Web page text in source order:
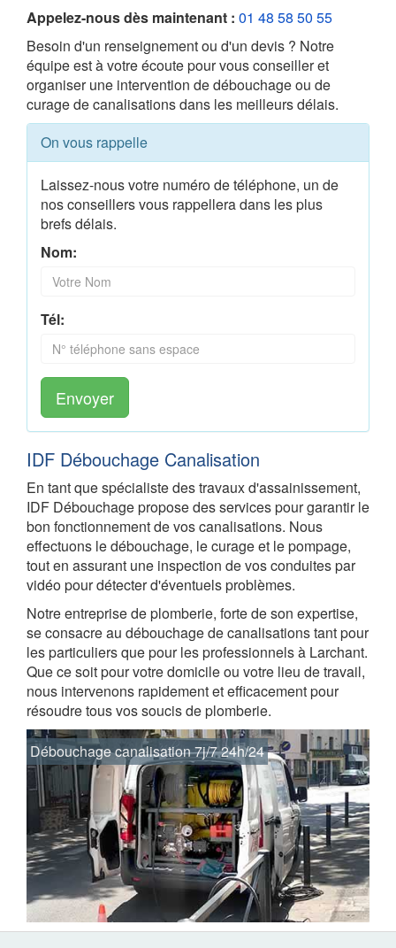
Appelez-nous dès maintenant : 01 48 58 50 55
Besoin d'un renseignement ou d'un devis ? Notre
équipe est à votre écoute pour vous conseiller et
organiser une intervention de débouchage ou de
curage de canalisations dans les meilleurs délais.
On vous rappelle
Laissez-nous votre numéro de téléphone, un de
nos conseillers vous rappellera dans les plus
brefs délais.
Nom:
Tél:
Envoyer
IDF Débouchage Canalisation
En tant que spécialiste des travaux d'assainissement,
IDF Débouchage propose des services pour garantir le
bon fonctionnement de vos canalisations. Nous
effectuons le débouchage, le curage et le pompage,
tout en assurant une inspection de vos conduites par
vidéo pour détecter d'éventuels problèmes.
Notre entreprise de plomberie, forte de son expertise,
se consacre au débouchage de canalisations tant pour
les particuliers que pour les professionnels à Larchant.
Que ce soit pour votre domicile ou votre lieu de travail,
nous intervenons rapidement et efficacement pour
résoudre tous vos soucis de plomberie.
Débouchage canalisation 7j/7 24h/24